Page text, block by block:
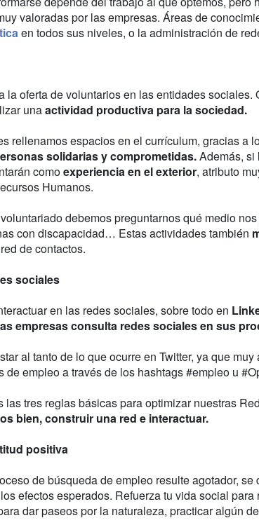
valoradas por las empresas. Áreas de
en todos sus niveles, o la administración de
la oferta de voluntarios en las entidades sociales.
unaactividad productiva para la sociedad.
rellenamos espacios en el currículum, gracias a
solidarias y comprometidas.Además, si
comoexperiencia en el exterior, atributo
Humanos.
debemos preguntarnos qué medio
con discapacidad… Estas actividades también
de contactos.
sociales
en las redes sociales, sobre todo en
empresas consulta redes sociales en sus
al tanto de lo que ocurre en Twitter, ya que
de empleo a través de los hashtags #empleo u
las tres reglas básicas para optimizar nuestras
bien, construir una red e interactuar.
positiva
de búsqueda de empleo resulte agotador, se
efectos esperados. Refuerza tu vida social
dar paseos por la naturaleza, practicar algún